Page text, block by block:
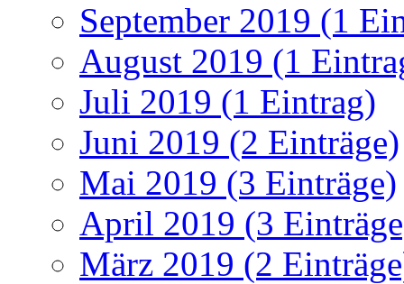
September 2019 (1
August 2019 (1
Juli 2019 (1 Eintrag)
Juni 2019 (2 Einträge)
Mai 2019 (3 Einträge)
April 2019 (3
März 2019 (2